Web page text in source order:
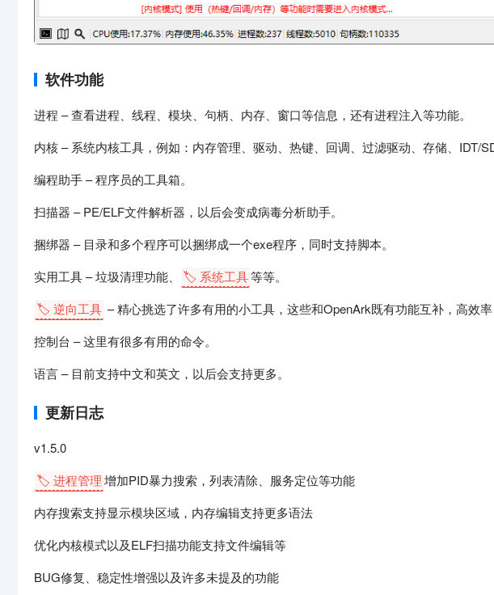
软件功能
进程 – 查看进程、线程、模块、句柄、内存、窗口等信息，还有进程注入等功能。
内核 – 系统内核工具，例如：内存管理、驱动、热键、回调、过滤驱动、存储、IDT/
编程助手 – 程序员的工具箱。
扫描器 – PE/ELF文件解析器，以后会变成病毒分析助手。
捆绑器 – 目录和多个程序可以捆绑成一个exe程序，同时支持脚本。
实用工具 – 垃圾清理功能、
🏷️ 系统工具等等。
🏷️ 逆向工具 – 精心挑选了许多有用的小工具，这些和OpenArk既有功能互补，高效率
控制台 – 这里有很多有用的命令。
语言 – 目前支持中文和英文，以后会支持更多。
更新日志
v1.5.0
🏷️ 进程管理增加PID暴力搜索，列表清除、服务定位等功能
内存搜索支持显示模块区域，内存编辑支持更多语法
优化内核模式以及ELF扫描功能支持文件编辑等
BUG修复、稳定性增强以及许多未提及的功能